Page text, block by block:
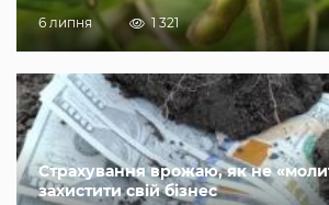
6 липня 1 321
Страхування врожаю, як не
захистити свій бізнес